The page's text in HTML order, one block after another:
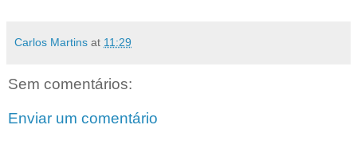
Carlos Martins at 11:29
Sem comentários:
Enviar um comentário